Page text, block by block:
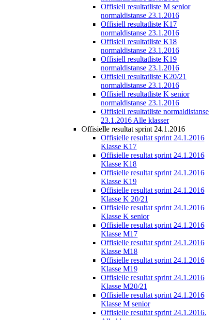
Offisiell resultatliste M senior
normaldistanse 23.1.2016
Offisiell resultatliste K17
normaldistanse 23.1.2016
Offisiell resultatliste K18
normaldistanse 23.1.2016
Offisiell resultatliste K19
normaldistanse 23.1.2016
Offisiell resultatliste K20/21
normaldistanse 23.1.2016
Offisiell resultatliste K senior
normaldistanse 23.1.2016
Offisiell resultatliste normaldistanse
23.1.2016 Alle klasser
Offisielle resultat sprint 24.1.2016
Offisielle resultat sprint 24.1.2016
Klasse K17
Offisielle resultat sprint 24.1.2016
Klasse K18
Offisielle resultat sprint 24.1.2016
Klasse K19
Offisielle resultat sprint 24.1.2016
Klasse K 20/21
Offisielle resultat sprint 24.1.2016
Klasse K senior
Offisielle resultat sprint 24.1.2016
Klasse M17
Offisielle resultat sprint 24.1.2016
Klasse M18
Offisielle resultat sprint 24.1.2016
Klasse M19
Offisielle resultat sprint 24.1.2016
Klasse M20/21
Offisielle resultat sprint 24.1.2016
Klasse M senior
Offisielle resultat sprint 24.1.2016.